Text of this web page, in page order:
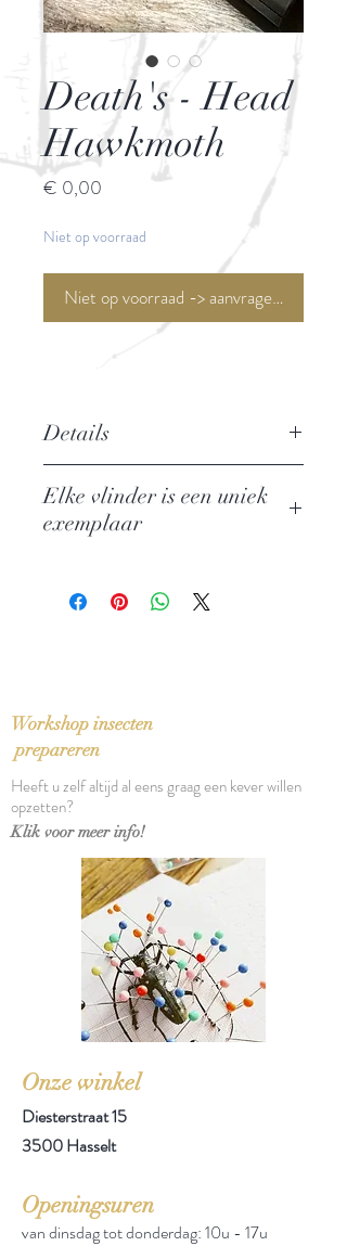
Death's - Head
Hawkmoth
€ 0,00
Niet op voorraad
Niet op voorraad -> aanvragen <-
Details
Acherontia Atropos
Familie: Sphingidae
Elke vlinder is een uniek
exemplaar
wat afwijken van de voorbeeldfoto
Workshop insecten
prepareren
Heeft u zelf altijd al eens graag een kever willen
opzetten?
Klik voor meer info!
Onze winkel
Diesterstraat 15
3500 Hasselt
Openingsuren
van dinsdag tot donderdag: 10u - 17u